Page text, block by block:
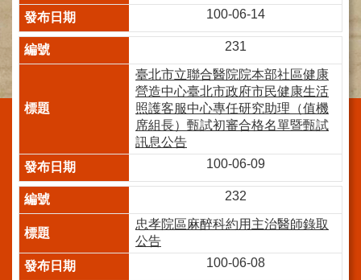
圍
交
通
特
醫
簡
介
100-06-14
231
臺北市立聯合醫院院本部社區健康
營造中心臺北市政府市民健康生活
照護客服中心專任研究助理（值機
席組長）甄試初審合格名單暨甄試
訊息公告
100-06-09
232
忠孝院區麻醉科約用主治醫師錄取
公告
100-06-08